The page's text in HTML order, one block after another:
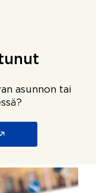
asunnon tai